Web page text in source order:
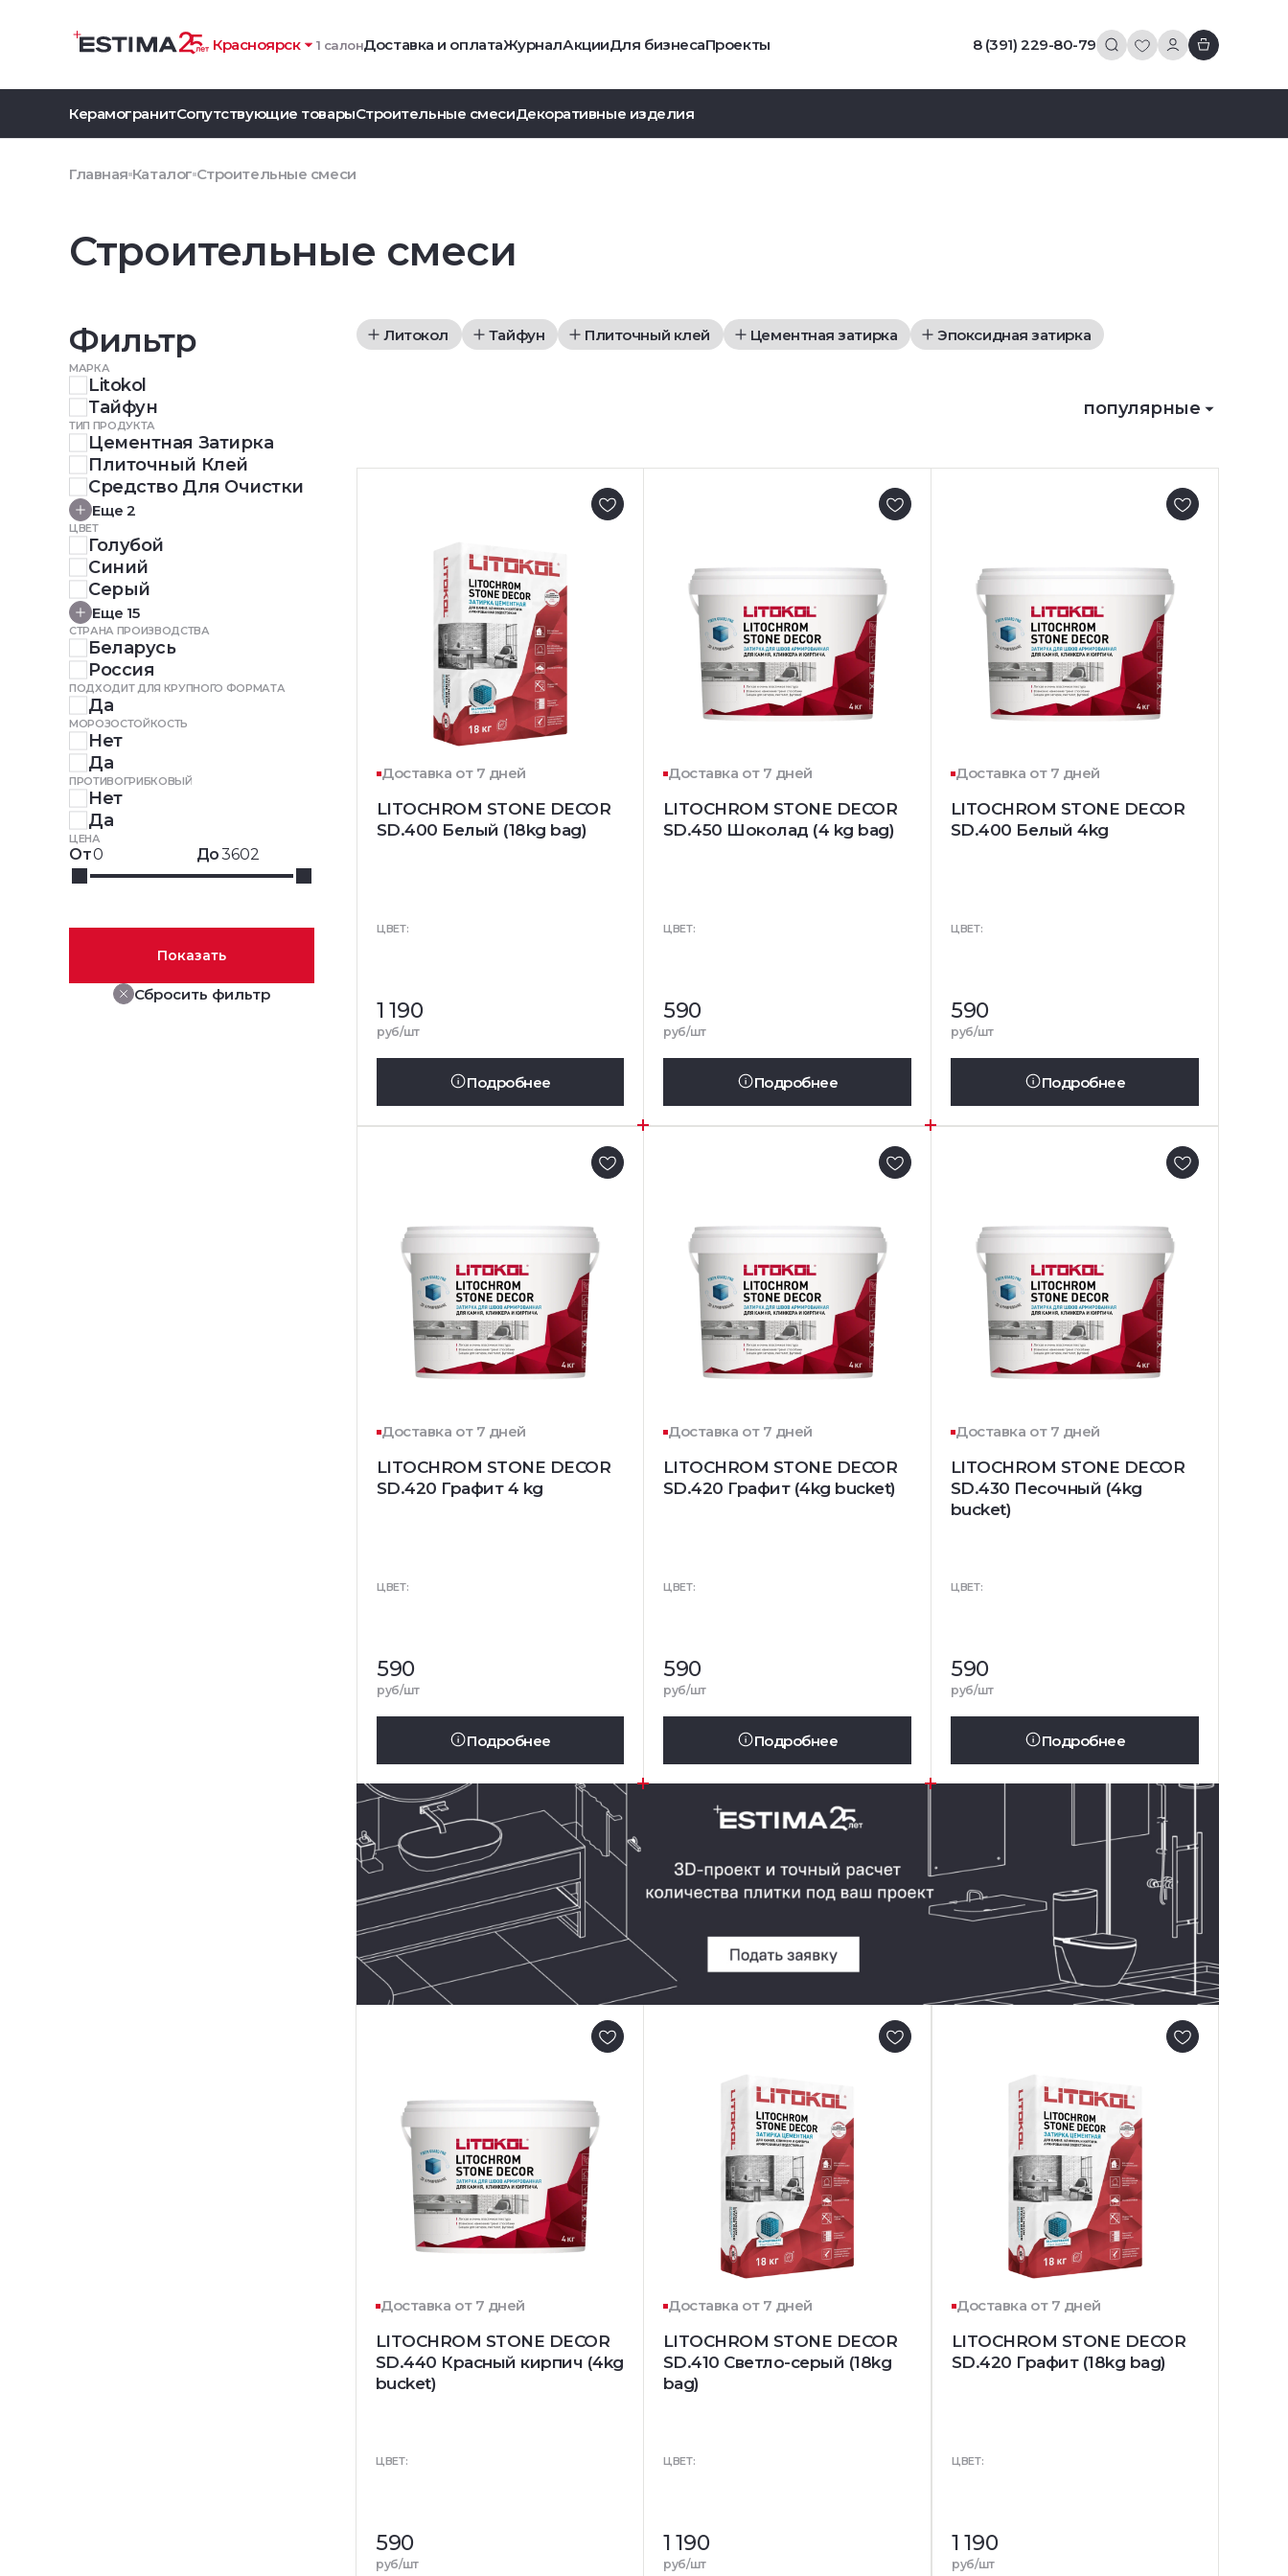
Красноярск 1 салонДоставка и оплатаЖурналАкцииДля бизнесаПроекты 8 (391) 229-80-79
КерамогранитСопутствующие товарыСтроительные смесиДекоративные изделия
Главная Каталог Строительные смеси
Строительные смеси
Фильтр
МАРКА
Litokol
Тайфун
ТИП ПРОДУКТА
Цементная Затирка
Плиточный Клей
Средство Для Очистки
Еще 2
ЦВЕТ
Голубой
Синий
Серый
Еще 15
СТРАНА ПРОИЗВОДСТВА
Беларусь
Россия
ПОДХОДИТ ДЛЯ КРУПНОГО ФОРМАТА
Да
МОРОЗОСТОЙКОСТЬ
Нет
Да
ПРОТИВОГРИБКОВЫЙ
Нет
Да
ЦЕНА
От До
Показать
Сбросить фильтр
Литокол Тайфун Плиточный клей Цементная затирка Эпоксидная затирка
популярные
Доставка от 7 дней
LITOCHROM STONE DECOR
SD.400 Белый (18kg bag)
ЦВЕТ:
1 190
руб/шт
Подробнее
Доставка от 7 дней
LITOCHROM STONE DECOR
SD.450 Шоколад (4 kg bag)
ЦВЕТ:
590
руб/шт
Подробнее
Доставка от 7 дней
LITOCHROM STONE DECOR
SD.400 Белый 4kg
ЦВЕТ:
590
руб/шт
Подробнее
Доставка от 7 дней
LITOCHROM STONE DECOR
SD.420 Графит 4 kg
ЦВЕТ:
590
руб/шт
Подробнее
Доставка от 7 дней
LITOCHROM STONE DECOR
SD.420 Графит (4kg bucket)
ЦВЕТ:
590
руб/шт
Подробнее
Доставка от 7 дней
LITOCHROM STONE DECOR
SD.430 Песочный (4kg
bucket)
ЦВЕТ:
590
руб/шт
Подробнее
Доставка от 7 дней
LITOCHROM STONE DECOR
SD.440 Красный кирпич (4kg
bucket)
ЦВЕТ:
590
руб/шт
Доставка от 7 дней
LITOCHROM STONE DECOR
SD.410 Светло-серый (18kg
bag)
ЦВЕТ:
1 190
руб/шт
Доставка от 7 дней
LITOCHROM STONE DECOR
SD.420 Графит (18kg bag)
ЦВЕТ:
1 190
руб/шт